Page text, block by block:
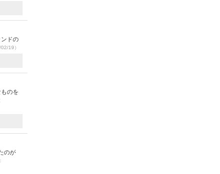
ドの
19）
のを
のが